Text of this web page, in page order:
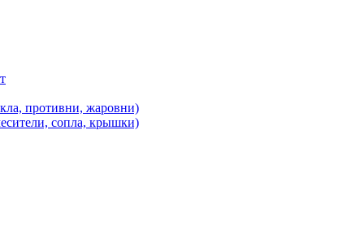
противни, жаровни)
сопла, крышки)